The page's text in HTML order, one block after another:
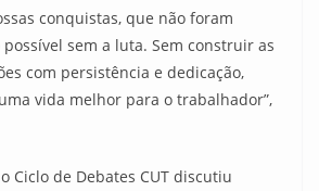
conquistas, que não foram
sem a luta. Sem construir as
com persistência e dedicação,
vida melhor para o trabalhador”,
Ciclo de Debates CUT discutiu